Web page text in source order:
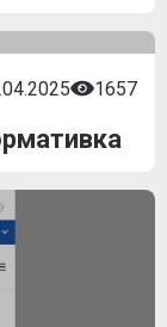
1657